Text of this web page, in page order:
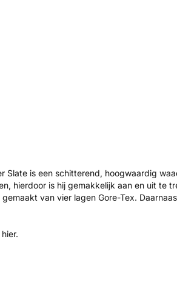
Slate is een schitterend, hoogwaardig
hierdoor is hij gemakkelijk aan en uit te
van vier lagen Gore-Tex.